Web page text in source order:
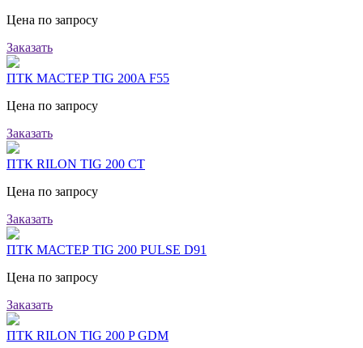
Цена по запросу
Заказать
ПТК МАСТЕР TIG 200A F55
Цена по запросу
Заказать
ПТК RILON TIG 200 CT
Цена по запросу
Заказать
ПТК МАСТЕР TIG 200 PULSE D91
Цена по запросу
Заказать
ПТК RILON TIG 200 P GDM